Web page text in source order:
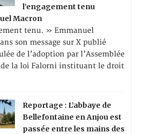
l’engagement tenu
Macron
tenu. » Emmanuel
son message sur X publié
de l’adoption par l’Assemblée
la loi Falorni instituant le droit
Reportage : L’abbaye de
Bellefontaine en Anjou est
passée entre les mains des